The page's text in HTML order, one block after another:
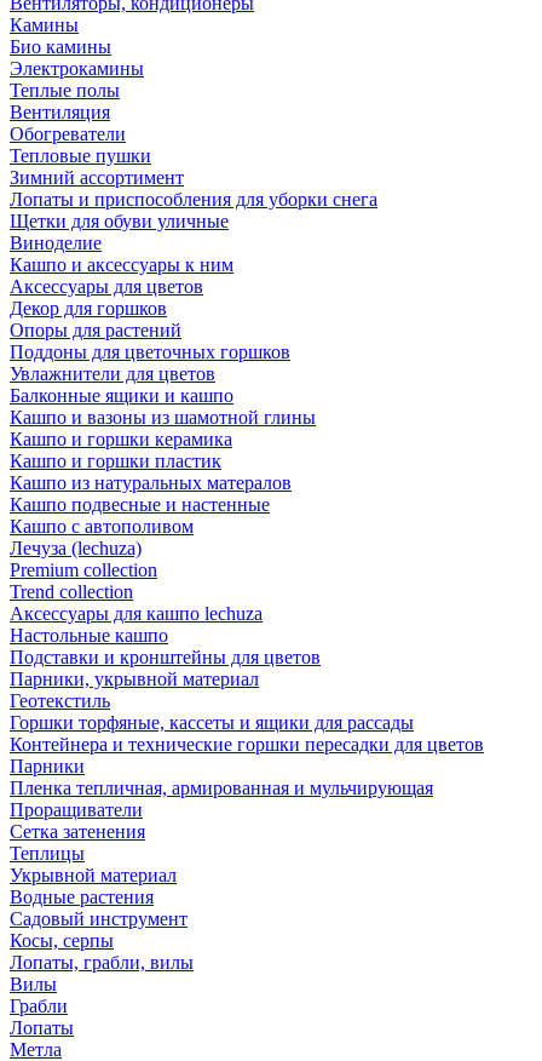
Камины
Био камины
Электрокамины
Теплые полы
Вентиляция
Обогреватели
Тепловые пушки
Зимний ассортимент
Лопаты и приспособления для уборки снега
Щетки для обуви уличные
Виноделие
Кашпо и аксессуары к ним
Аксессуары для цветов
Декор для горшков
Опоры для растений
Поддоны для цветочных горшков
Увлажнители для цветов
Балконные ящики и кашпо
Кашпо и вазоны из шамотной глины
Кашпо и горшки керамика
Кашпо и горшки пластик
Кашпо из натуральных матералов
Кашпо подвесные и настенные
Кашпо с автополивом
Лечуза (lechuza)
Premium collection
Trend collection
Аксессуары для кашпо lechuza
Настольные кашпо
Подставки и кронштейны для цветов
Парники, укрывной материал
Геотекстиль
Горшки торфяные, кассеты и ящики для рассады
Контейнера и технические горшки пересадки для цветов
Парники
Пленка тепличная, армированная и мульчирующая
Проращиватели
Сетка затенения
Теплицы
Укрывной материал
Водные растения
Садовый инструмент
Косы, серпы
Лопаты, грабли, вилы
Вилы
Грабли
Лопаты
Метла